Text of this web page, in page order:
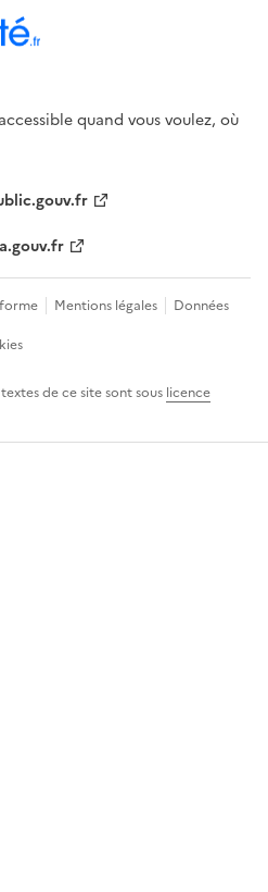
quand vous voulez, où
Mentions légales
Données
de ce site sont sous licence